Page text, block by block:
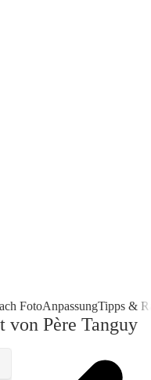
FotoAnpassungTipps &
von Père Tanguy